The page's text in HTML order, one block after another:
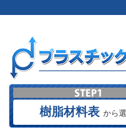
樹脂材料表 から